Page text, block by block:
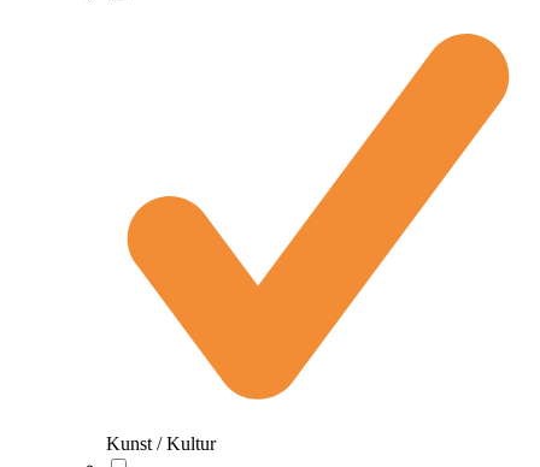
Kunst / Kultur